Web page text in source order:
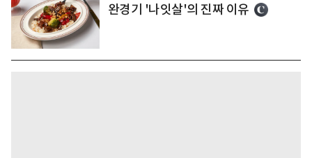
완경기 '나잇살'의 진짜 이유